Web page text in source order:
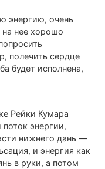
энергию, очень
на нее хорошо
полечить сердце
будет исполнена,
Рейки Кумара
энергии,
нижнего дань —
и энергия как
в руки, а потом